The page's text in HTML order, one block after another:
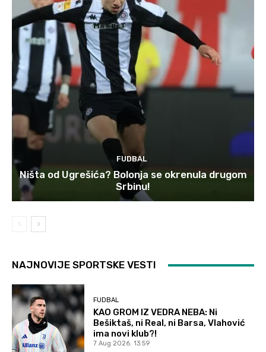
FUDBAL
Ništa od Ugrešića? Bolonja se okrenula drugom
Srbinu!
NAJNOVIJE SPORTSKE VESTI
FUDBAL
KAO GROM IZ VEDRA NEBA: Ni
Bešiktaš, ni Real, ni Barsa, Vlahović
ima novi klub?!
7 Aug 2026. 13:59